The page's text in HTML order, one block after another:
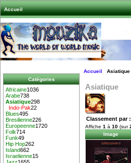
Accueil
Catégories
Africaine1036
Arabe738
Asiatique298
Indo-Pak22
Blues495
Bresilienne226
Europeenne1720
Folk714
Funk49
Hip Hop262
Island662
Israelienne15
Accueil Asiatique
Asiatique
Classement par :
Affiche 1 à 10 (sur
Image